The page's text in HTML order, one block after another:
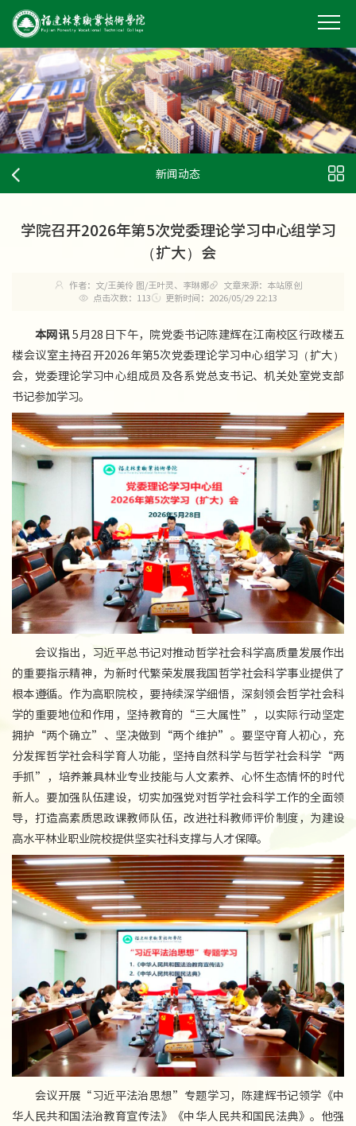
新闻动态
学院召开2026年第5次党委理论学习中心组学习
（扩大）会
作者：文/王美伶 图/王叶灵、李琳娜
文章来源：本站原创
点击次数： 113 更新时间：2026/05/29 22:13
本网讯5月28日下午，院党委书记陈建辉在江南校区行政楼五
楼会议室主持召开2026年第5次党委理论学习中心组学习（扩大）
会，党委理论学习中心组成员及各系党总支书记、机关处室党支部
书记参加学习。
会议指出，习近平总书记对推动哲学社会科学高质量发展作出
的重要指示精神，为新时代繁荣发展我国哲学社会科学事业提供了
根本遵循。作为高职院校，要持续深学细悟，深刻领会哲学社会科
学的重要地位和作用，坚持教育的“三大属性”，以实际行动坚定
拥护“两个确立”、坚决做到“两个维护”。要坚守育人初心，充
分发挥哲学社会科学育人功能，坚持自然科学与哲学社会科学“两
手抓”，培养兼具林业专业技能与人文素养、心怀生态情怀的时代
新人。要加强队伍建设，切实加强党对哲学社会科学工作的全面领
导，打造高素质思政课教师队伍，改进社科教师评价制度，为建设
高水平林业职业院校提供坚实社科支撑与人才保障。
会议开展“习近平法治思想”专题学习，陈建辉书记领学《中
华人民共和国法治教育宣传法》《中华人民共和国民法典》。他强